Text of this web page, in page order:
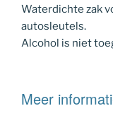
Waterdichte zak
autosleutels.
Alcohol is niet
Meer